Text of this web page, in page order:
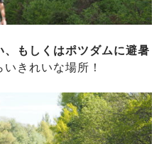
もしくはポツダムに避暑
きれいな場所！